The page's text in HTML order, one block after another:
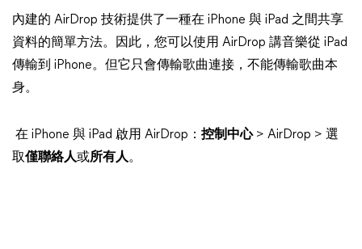
內建的 AirDrop 技術提供了一種在 iPhone 與 iPad 之間共享
資料的簡單方法。因此，您可以使用 AirDrop 講音樂從 iPad
傳輸到 iPhone。但它只會傳輸歌曲連接，不能傳輸歌曲本
身。
在 iPhone 與 iPad 啟用 AirDrop： 控制中心> AirDrop > 選
取僅聯絡人或所有人。